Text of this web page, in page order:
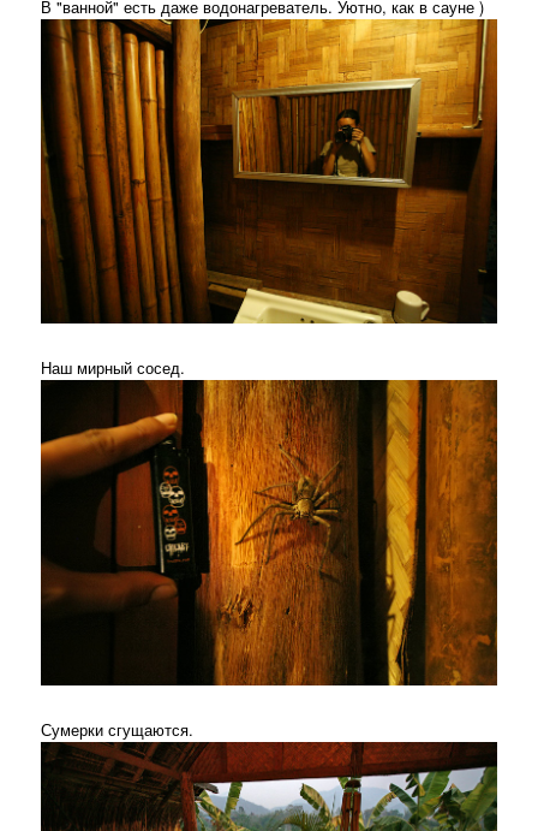
В "ванной" есть даже водонагреватель. Уютно, как в сауне )
Наш мирный сосед.
Сумерки сгущаются.